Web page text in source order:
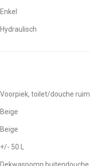
Enkel
Hydraulisch
Voorpiek, toilet/douche
Beige
Beige
+/- 50 L